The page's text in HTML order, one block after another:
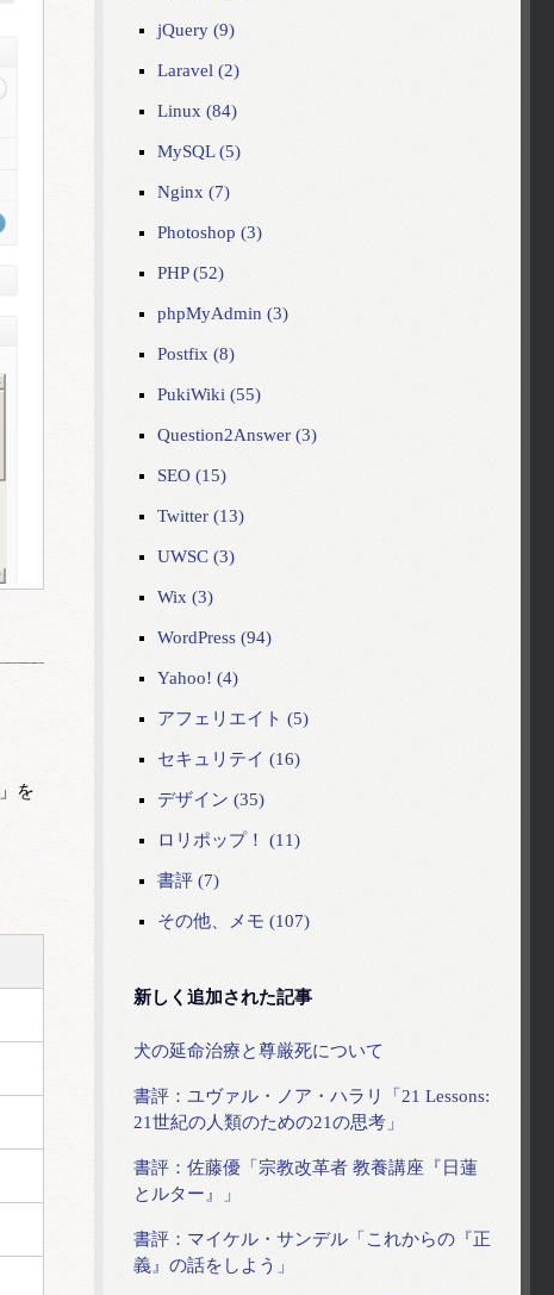
」を
jQuery (9)
Laravel (2)
Linux (84)
MySQL (5)
Nginx (7)
Photoshop (3)
PHP (52)
phpMyAdmin (3)
Postfix (8)
PukiWiki (55)
Question2Answer (3)
SEO (15)
Twitter (13)
UWSC (3)
Wix (3)
WordPress (94)
Yahoo! (4)
アフェリエイト (5)
セキュリテイ (16)
デザイン (35)
ロリポップ！ (11)
書評 (7)
その他、メモ (107)
新しく追加された記事
犬の延命治療と尊厳死について
書評：ユヴァル・ノア・ハラリ「21 Lessons:
21世紀の人類のための21の思考」
書評：佐藤優「宗教改革者 教養講座『日蓮
とルター』」
書評：マイケル・サンデル「これからの『正
義』の話をしよう」